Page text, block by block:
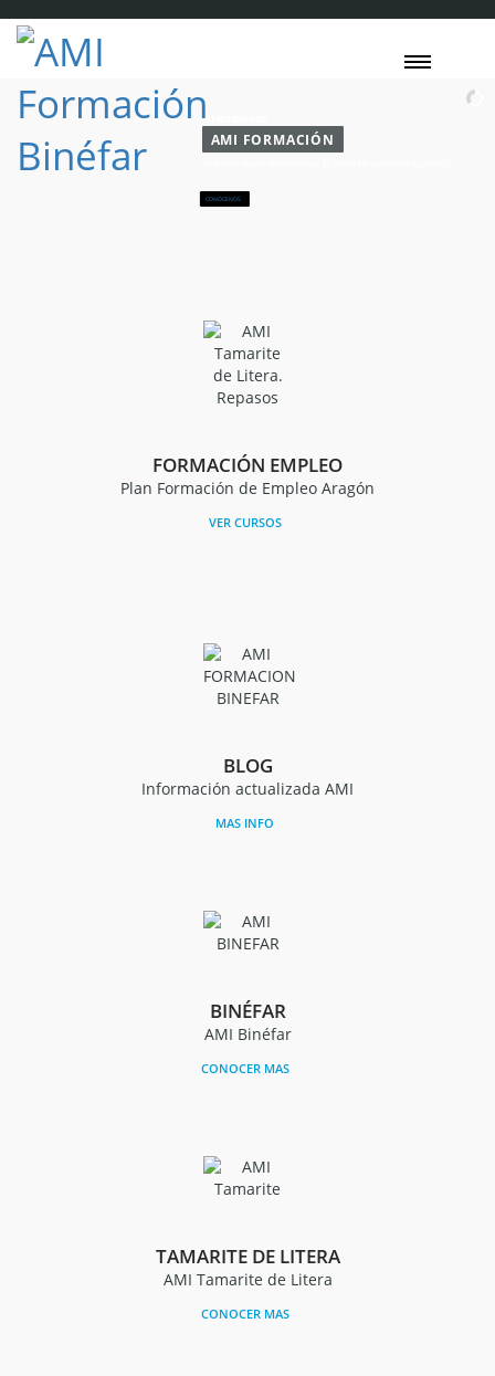
AMI FORMACIÓN
BIENVENIDOS
CONÓCENOS
FORMACIÓN EMPLEO
Plan Formación de Empleo Aragón
VER CURSOS
BLOG
Información actualizada AMI
MAS INFO
BINÉFAR
AMI Binéfar
CONOCER MAS
TAMARITE DE LITERA
AMI Tamarite de Litera
CONOCER MAS